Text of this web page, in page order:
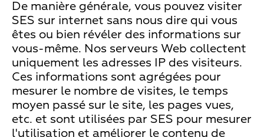
De manière générale, vous pouvez visiter
SES sur internet sans nous dire qui vous
êtes ou bien révéler des informations sur
vous-même. Nos serveurs Web collectent
uniquement les adresses IP des visiteurs.
Ces informations sont agrégées pour
mesurer le nombre de visites, le temps
moyen passé sur le site, les pages vues,
etc. et sont utilisées par SES pour mesurer
l'utilisation et améliorer le contenu de